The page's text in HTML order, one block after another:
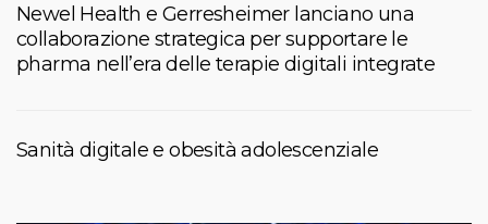
Newel Health e Gerresheimer lanciano una
collaborazione strategica per supportare le
pharma nell’era delle terapie digitali integrate
Sanità digitale e obesità adolescenziale